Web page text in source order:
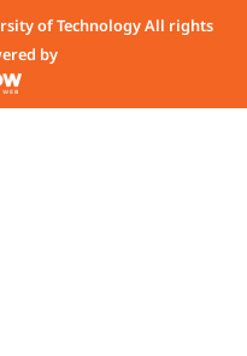
of Technology All rights
by